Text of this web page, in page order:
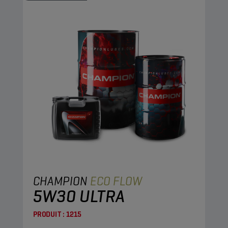
CHAMPION ECO FLOW
5W30 ULTRA
PRODUIT : 1215